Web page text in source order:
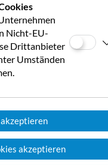
Mobile, Zugangscode
ganzjährig, Ver- und
Nicht-EU-
Drittanbieter
Umständen
akzeptieren